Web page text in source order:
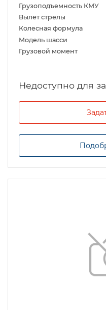
Грузоподъемность КМУ
Вылет стрелы
Колесная формула
Модель шасси
Грузовой момент